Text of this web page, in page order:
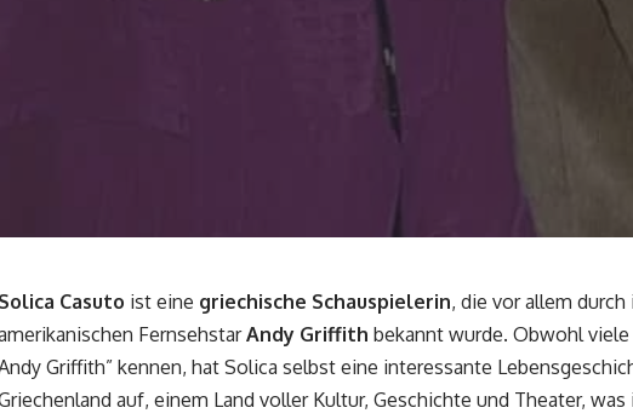
Solica Casuto ist eine griechische Schauspielerin, die vor allem
FernsehstarAndy Griffith bekannt wurde. Obwohl viele
Griffith” kennen, hat Solica selbst eine interessante
auf, einem Land voller Kultur, Geschichte und Theater,